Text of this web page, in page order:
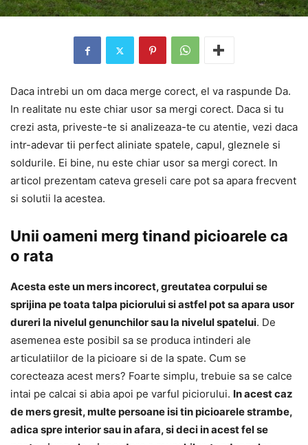
Daca intrebi un om daca merge corect, el va raspunde Da.
In realitate nu este chiar usor sa mergi corect. Daca si tu
crezi asta, priveste-te si analizeaza-te cu atentie, vezi daca
intr-adevar tii perfect aliniate spatele, capul, gleznele si
soldurile. Ei bine, nu este chiar usor sa mergi corect. In
articol prezentam cateva greseli care pot sa apara frecvent
si solutii la acestea.
Unii oameni merg tinand picioarele ca
o rata
Acesta este un mers incorect, greutatea corpului se
sprijina pe toata talpa piciorului si astfel pot sa apara usor
dureri la nivelul genunchilor sau la nivelul spatelui. De
asemenea este posibil sa se produca intinderi ale
articulatiilor de la picioare si de la spate. Cum se
corecteaza acest mers? Foarte simplu, trebuie sa se calce
intai pe calcai si abia apoi pe varful piciorului. In acest caz
de mers gresit, multe persoane isi tin picioarele strambe,
adica spre interior sau in afara, si deci in acest fel se